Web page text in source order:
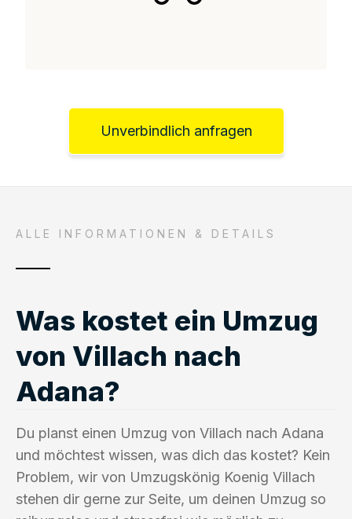
Unverbindlich anfragen
ALLE INFORMATIONEN & DETAILS
Was kostet ein Umzug
von Villach nach
Adana?
Du planst einen Umzug von Villach nach Adana
und möchtest wissen, was dich das kostet? Kein
Problem, wir von Umzugskönig Koenig Villach
stehen dir gerne zur Seite, um deinen Umzug so